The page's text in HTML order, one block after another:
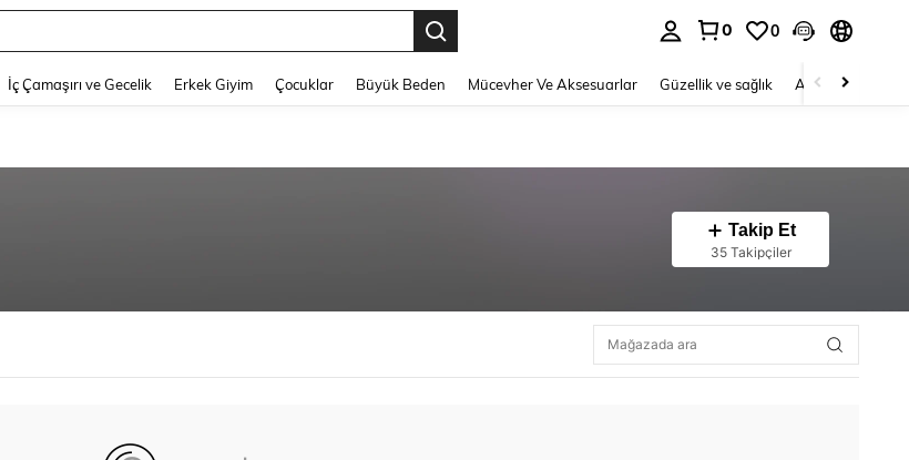
0 0
İç Çamaşırı ve Gecelik Erkek Giyim Çocuklar Büyük Beden Mücevher Ve Aksesuarlar Güzellik ve sağlık Ayakkabı
Takip Et
35 Takipçiler